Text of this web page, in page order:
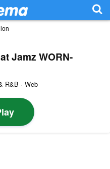
Jamz WORN-
R&B · Web